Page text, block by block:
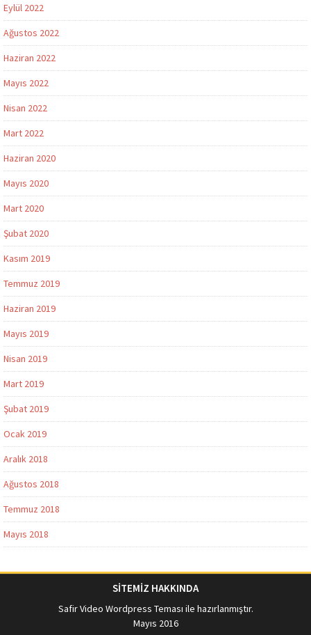
Eylül 2022
Ağustos 2022
Haziran 2022
Mayıs 2022
Nisan 2022
Mart 2022
Haziran 2020
Mayıs 2020
Mart 2020
Şubat 2020
Kasım 2019
Temmuz 2019
Haziran 2019
Mayıs 2019
Nisan 2019
Mart 2019
Şubat 2019
Ocak 2019
Aralık 2018
Ağustos 2018
Temmuz 2018
Mayıs 2018
SİTEMİZ HAKKINDA
Safir Video Wordpress Teması ile hazırlanmıştır.
Mayıs 2016